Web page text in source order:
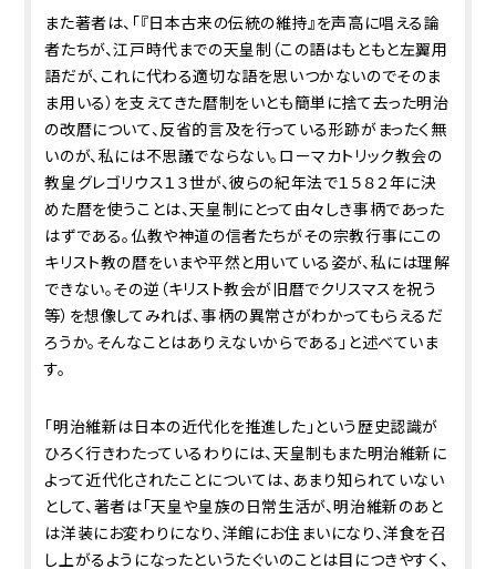
また著者は、「『日本古来の伝統の維持』を声高に唱える論
者たちが、江戸時代までの天皇制（この語はもともと左翼用
語だが、これに代わる適切な語を思いつかないのでそのま
ま用いる）を支えてきた暦制をいとも簡単に捨て去った明治
の改暦について、反省的言及を行っている形跡がまったく無
いのが、私には不思議でならない。ローマカトリック教会の
教皇グレゴリウス１３世が、彼らの紀年法で１５８２年に決
めた暦を使うことは、天皇制にとって由々しき事柄であった
はずである。仏教や神道の信者たちがその宗教行事にこの
キリスト教の暦をいまや平然と用いている姿が、私には理解
できない。その逆（キリスト教会が旧暦でクリスマスを祝う
等）を想像してみれば、事柄の異常さがわかってもらえるだ
ろうか。そんなことはありえないからである」と述べていま
す。
「明治維新は日本の近代化を推進した」という歴史認識が
ひろく行きわたっているわりには、天皇制もまた明治維新に
よって近代化されたことについては、あまり知られていない
として、著者は「天皇や皇族の日常生活が、明治維新のあと
は洋装にお変わりになり、洋館にお住まいになり、洋食を召
し上がるようになったというたぐいのことは目につきやすく、